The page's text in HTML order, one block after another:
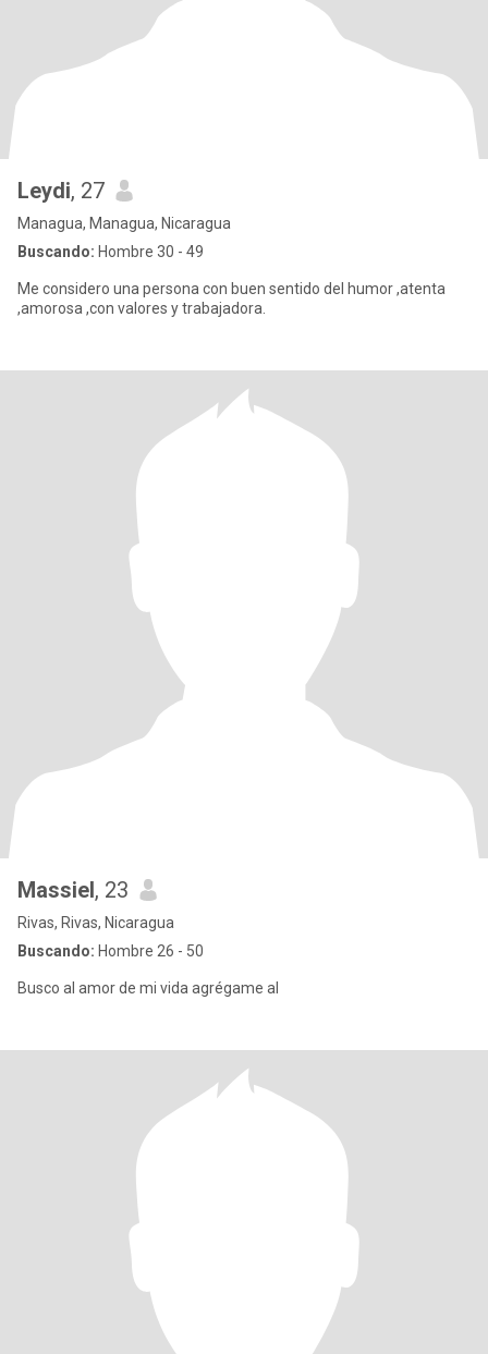
Leydi, 27
Managua, Managua, Nicaragua
Buscando: Hombre 30 - 49
Me considero una persona con buen sentido del humor ,atenta
,amorosa ,con valores y trabajadora.
Massiel, 23
Rivas, Rivas, Nicaragua
Buscando: Hombre 26 - 50
Busco al amor de mi vida agrégame al